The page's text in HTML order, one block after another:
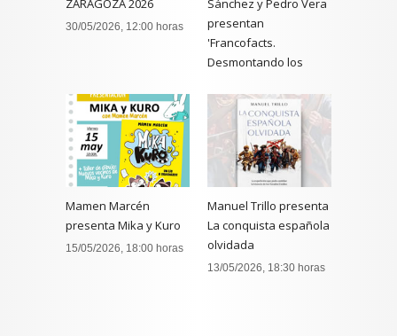
ZARAGOZA 2026
30/05/2026, 12:00 horas
Sánchez y Pedro Vera
presentan
'Francofacts.
Desmontando los
franquismo',
20/05/2026, 19:00 horas
Mamen Marcén
presenta Mika y Kuro
15/05/2026, 18:00 horas
Manuel Trillo presenta
La conquista española
olvidada
13/05/2026, 18:30 horas